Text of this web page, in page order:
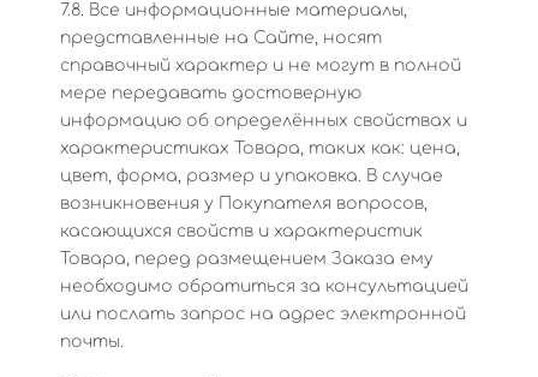
7.8. Все информационные материалы,
представленные на Сайте, носят
справочный характер и не могут в полной
мере передавать достоверную
информацию об определённых свойствах и
характеристиках Товара, таких как: цена,
цвет, форма, размер и упаковка. В случае
возникновения у Покупателя вопросов,
касающихся свойств и характеристик
Товара, перед размещением Заказа ему
необходимо обратиться за консультацией
или послать запрос на адрес электронной
почты.